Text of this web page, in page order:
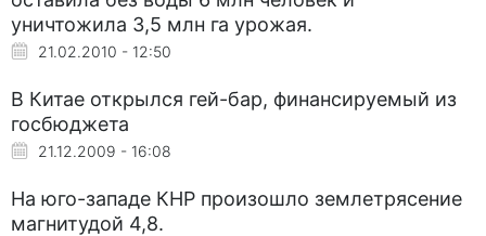
уничтожила 3,5 млн га урожая.
21.02.2010 - 12:50
В Китае открылся гей-бар, финансируемый из
госбюджета
21.12.2009 - 16:08
На юго-западе КНР произошло землетрясение
магнитудой 4,8.